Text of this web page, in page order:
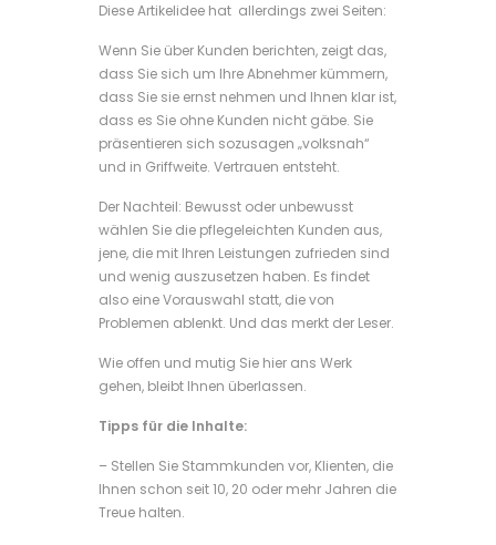
Diese Artikelidee hat allerdings zwei Seiten:
Wenn Sie über Kunden berichten, zeigt das,
dass Sie sich um Ihre Abnehmer kümmern,
dass Sie sie ernst nehmen und Ihnen klar ist,
dass es Sie ohne Kunden nicht gäbe. Sie
präsentieren sich sozusagen „volksnah“
und in Griffweite. Vertrauen entsteht.
Der Nachteil: Bewusst oder unbewusst
wählen Sie die pflegeleichten Kunden aus,
jene, die mit Ihren Leistungen zufrieden sind
und wenig auszusetzen haben. Es findet
also eine Vorauswahl statt, die von
Problemen ablenkt. Und das merkt der Leser.
Wie offen und mutig Sie hier ans Werk
gehen, bleibt Ihnen überlassen.
Tipps für die Inhalte:
– Stellen Sie Stammkunden vor, Klienten, die
Ihnen schon seit 10, 20 oder mehr Jahren die
Treue halten.